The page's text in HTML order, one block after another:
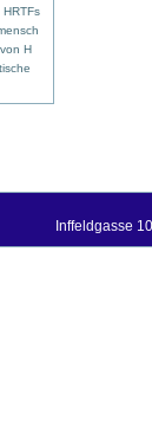
H
Inffeldgasse